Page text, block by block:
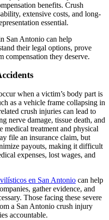
benefits. Crush
extensive costs, and long-
essential.
San Antonio can help
their legal options, prove
they deserve.
when a victim’s body part is
as a vehicle frame collapsing in
crush injuries can lead to
nerve damage, tissue death, and
treatment and physical
file an insurance claim, but
payouts, making it difficult
expenses, lost wages, and
en San Antonio can help
gather evidence, and
Those facing these severe
a San Antonio crush injury
accountable.